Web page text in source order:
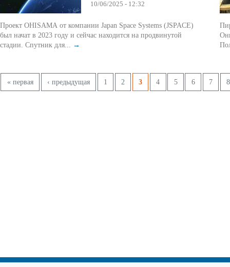
10/06/2025 - 12:32
Проект OHISAMA от компании Japan Space Systems (JSPACE)
был начат в 2023 году и сейчас находится на продвинутой
стадии. Спутник для... →
Страницы
« первая ‹ предыдущая 1 2 3 4 5 6 7 8